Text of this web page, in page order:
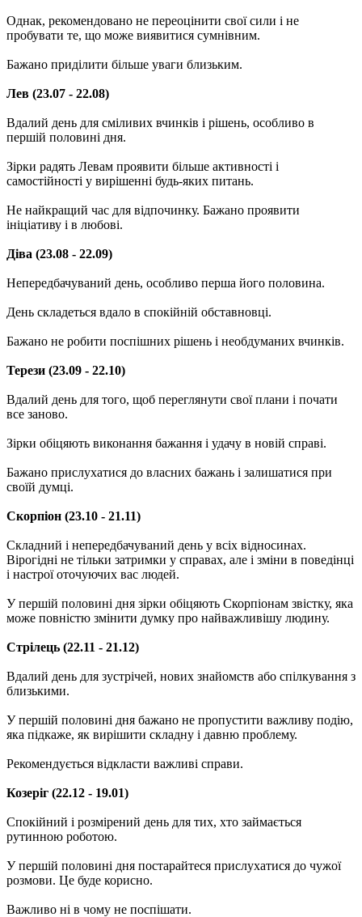
Однак, рекомендовано не переоцінити свої сили і не
пробувати те, що може виявитися сумнівним.
Бажано приділити більше уваги близьким.
Лев (23.07 - 22.08)
Вдалий день для сміливих вчинків і рішень, особливо в
першій половині дня.
Зірки радять Левам проявити більше активності і
самостійності у вирішенні будь-яких питань.
Не найкращий час для відпочинку. Бажано проявити
ініціативу і в любові.
Діва (23.08 - 22.09)
Непередбачуваний день, особливо перша його половина.
День складеться вдало в спокійній обставновці.
Бажано не робити поспішних рішень і необдуманих вчинків.
Терези (23.09 - 22.10)
Вдалий день для того, щоб переглянути свої плани і почати
все заново.
Зірки обіцяють виконання бажання і удачу в новій справі.
Бажано прислухатися до власних бажань і залишатися при
своїй думці.
Скорпіон (23.10 - 21.11)
Складний і непередбачуваний день у всіх відносинах.
Вірогідні не тільки затримки у справах, але і зміни в поведінці
і настрої оточуючих вас людей.
У першій половині дня зірки обіцяють Скорпіонам звістку, яка
може повністю змінити думку про найважливішу людину.
Стрілець (22.11 - 21.12)
Вдалий день для зустрічей, нових знайомств або спілкування з
близькими.
У першій половині дня бажано не пропустити важливу подію,
яка підкаже, як вирішити складну і давню проблему.
Рекомендується відкласти важливі справи.
Козеріг (22.12 - 19.01)
Спокійний і розмірений день для тих, хто займається
рутинною роботою.
У першій половині дня постарайтеся прислухатися до чужої
розмови. Це буде корисно.
Важливо ні в чому не поспішати.